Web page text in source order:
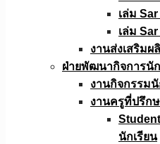
เล่ม
เล่ม
งานส่งเสริมผ
ฝ่ายพัฒนากิจการนั
งานกิจกรรม
งานครูที่ปรึก
นักเรียน